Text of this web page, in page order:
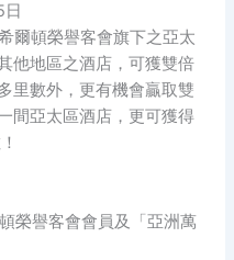
爾頓榮譽客會旗下之亞太
他地區之酒店，可獲雙倍
里數外，更有機會贏取雙
間亞太區酒店，更可獲得
榮譽客會會員及「亞洲萬